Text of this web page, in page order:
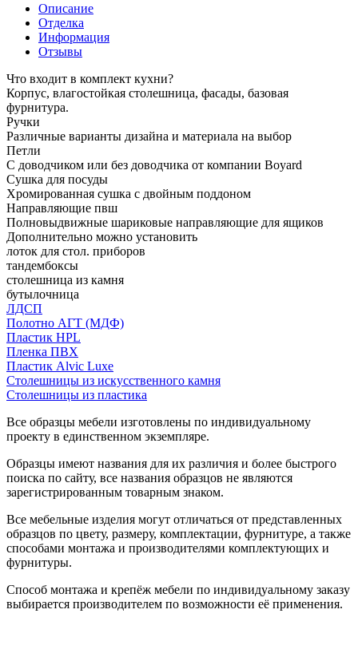
Описание
Отделка
Информация
Отзывы
Что входит в комплект кухни?
Корпус, влагостойкая столешница, фасады, базовая
фурнитура.
Ручки
Различные варианты дизайна и материала на выбор
Петли
С доводчиком или без доводчика от компании Boyard
Сушка для посуды
Хромированная сушка с двойным поддоном
Направляющие пвш
Полновыдвижные шариковые направляющие для ящиков
Дополнительно можно установить
лоток для стол. приборов
тандембоксы
столешница из камня
бутылочница
ЛДСП
Полотно АГТ (МДФ)
Пластик HPL
Пленка ПВХ
Пластик Alvic Luxe
Столешницы из искусственного камня
Столешницы из пластика
Все образцы мебели изготовлены по индивидуальному
проекту в единственном экземпляре.
Образцы имеют названия для их различия и более быстрого
поиска по сайту, все названия образцов не являются
зарегистрированным товарным знаком.
Все мебельные изделия могут отличаться от представленных
образцов по цвету, размеру, комплектации, фурнитуре, а также
способами монтажа и производителями комплектующих и
фурнитуры.
Способ монтажа и крепёж мебели по индивидуальному заказу
выбирается производителем по возможности её применения.